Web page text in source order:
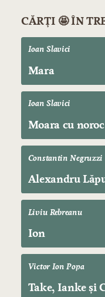
CĂRȚI 🤩 ÎN
Ioan Slavici
Mara
Ioan Slavici
Moara cu noroc
Constantin Negruzzi
Alexandru
Liviu Rebreanu
Ion
Victor Ion Popa
Take, Ianke și